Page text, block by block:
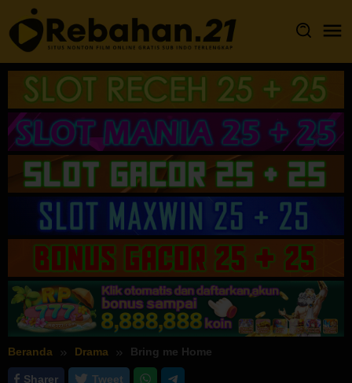
Loncat
ke
konten
Beranda Drama Bring me Home
Sharer Tweet